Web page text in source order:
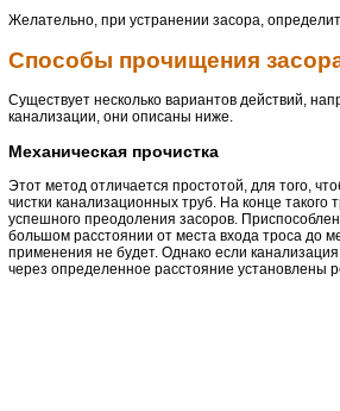
Желательно, при устранении засора,
Способы прочищения
Существует несколько вариантов действий,
канализации, они описаны ниже.
Механическая прочистка
Этот метод отличается простотой, для того,
чистки канализационных труб. На конце
успешного преодоления засоров.
большом расстоянии от места входа троса до
применения не будет. Однако если
через определенное расстояние установлены